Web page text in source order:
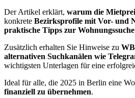
Der Artikel erklärt, warum die
konkrete Bezirksprofile mit Vor- und
praktische Tipps zur
Zusätzlich erhalten Sie Hinweise zu
alternativen Suchkanälen wie
wichtigsten Unterlagen für eine
Ideal für alle, die 2025 in Berlin eine
finanziell zu übernehmen.